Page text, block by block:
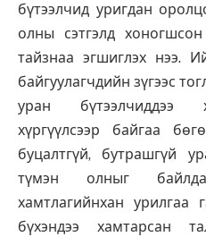
бүтээлчид уригдан
олны сэтгэлд
тайзнаа эгшиглэх нээ.
байгуулагчдийн зүгээс
уран бүтээлчиддээ
хүргүүлсээр байгаа
буцалтгүй, бутрашгүй
түмэн олныг
хамтлагийнхан урилгаа
бүхэндээ хамтарсан